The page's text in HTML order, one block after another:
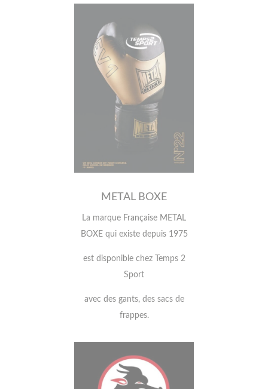
METAL BOXE
La marque Française METAL
BOXE qui existe depuis 1975
est disponible chez Temps 2
Sport
avec des gants, des sacs de
frappes.